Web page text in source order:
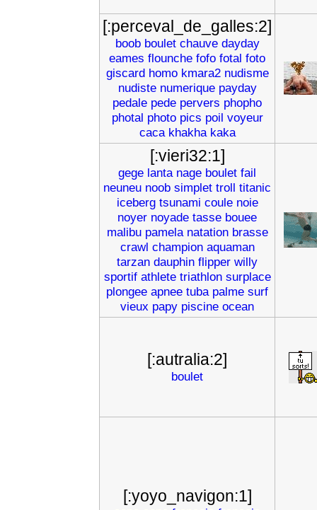
[:perceval_de_galles:2]
boob boulet chauve dayday
eames flounche fofo fotal foto
giscard homo kmara2 nudisme
nudiste numerique payday
pedale pede pervers phopho
photal photo pics poil voyeur
caca khakha kaka
[:vieri32:1]
gege lanta nage boulet fail
neuneu noob simplet troll titanic
iceberg tsunami coule noie
noyer noyade tasse bouee
malibu pamela natation brasse
crawl champion aquaman
tarzan dauphin flipper willy
sportif athlete triathlon surplace
plongee apnee tuba palme surf
vieux papy piscine ocean
[:autralia:2]
boulet
[:yoyo_navigon:1]